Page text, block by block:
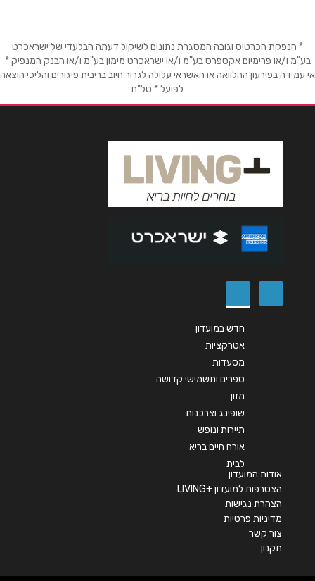
טלפון*
אנא חזרו אלי בקשר ל...
* הנפקת הכרטיס וגובה המסגרת נתונים לשיקול דעתה הבלעדי של ישראכרט
בע"מ ו/או פרימיום אקספרס בע"מ ו/או ישראכרט מימון בע"מ ו/או הבנק המנפיק *
אי עמידה בפירעון ההלוואה או האשראי עלולה לגרור חיוב בריבית פיגורים והליכי הוצאה
לפועל * טל"ח
חדש במועדון
אטרקציות
מסעדות
ספרים ותשמישי קדושה
מזון
שופינג וצרכנות
תיירות ונופש
אורח חיים בריא
לבית
אודות המועדון
הצטרפות למועדון +LIVING
הצהרת נגישות
מדיניות פרטיות
צור קשר
תקנון